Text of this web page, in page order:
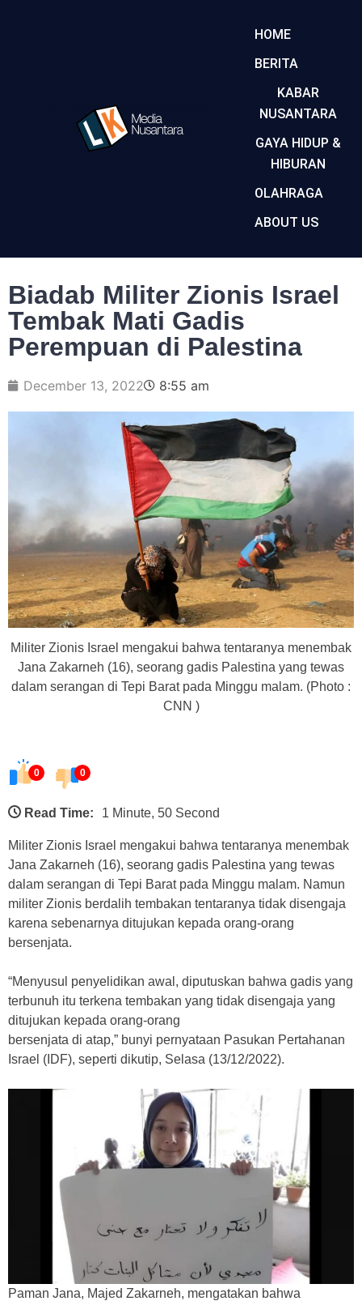
HOME
BERITA
KABAR
NUSANTARA
GAYA HIDUP &
HIBURAN
OLAHRAGA
ABOUT US
Biadab Militer Zionis Israel
Tembak Mati Gadis
Perempuan di Palestina
December 13, 2022 8:55 am
Militer Zionis Israel mengakui bahwa tentaranya menembak
Jana Zakarneh (16), seorang gadis Palestina yang tewas
dalam serangan di Tepi Barat pada Minggu malam. (Photo :
CNN )
0 0
Read Time: 1 Minute, 50 Second
Militer Zionis Israel mengakui bahwa tentaranya menembak
Jana Zakarneh (16), seorang gadis Palestina yang tewas
dalam serangan di Tepi Barat pada Minggu malam. Namun
militer Zionis berdalih tembakan tentaranya tidak disengaja
karena sebenarnya ditujukan kepada orang-orang
bersenjata.
“Menyusul penyelidikan awal, diputuskan bahwa gadis yang
terbunuh itu terkena tembakan yang tidak disengaja yang
ditujukan kepada orang-orang
bersenjata di atap,” bunyi pernyataan Pasukan Pertahanan
Israel (IDF), seperti dikutip, Selasa (13/12/2022).
Paman Jana, Majed Zakarneh, mengatakan bahwa